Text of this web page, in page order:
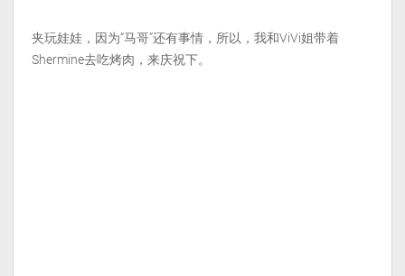
夹玩娃娃，因为“马哥”还有事情，所以，我和ViVi姐带着
Shermine去吃烤肉，来庆祝下。